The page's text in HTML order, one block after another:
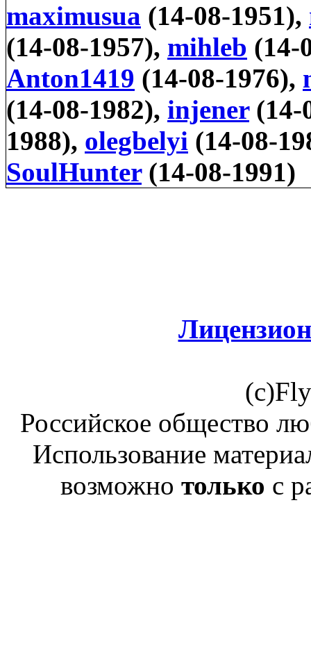
maximusua (14-08-1951),
(14-08-1957), mihleb (14-
Anton1419 (14-08-1976),
(14-08-1982), injener(14-
1988), olegbelyi (14-08-
SoulHunter(14-08-1991)
Российское общество
Использование
возможно только с